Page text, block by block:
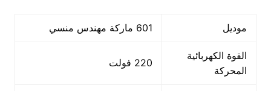
موديل 601 ماركة مهندس منسي
القوة الكهربائية
المحركة
220 فولت